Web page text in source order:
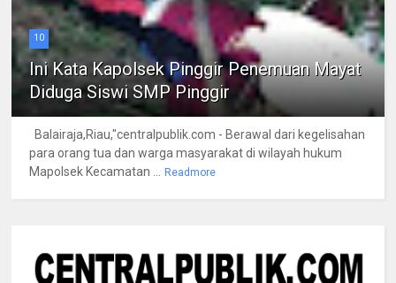
10
Ini Kata Kapolsek Pinggir Penemuan Mayat
Diduga Siswi SMP Pinggir
Balairaja,Riau,"centralpublik.com - Berawal dari kegelisahan
para orang tua dan warga masyarakat di wilayah hukum
Mapolsek Kecamatan ...
Readmore